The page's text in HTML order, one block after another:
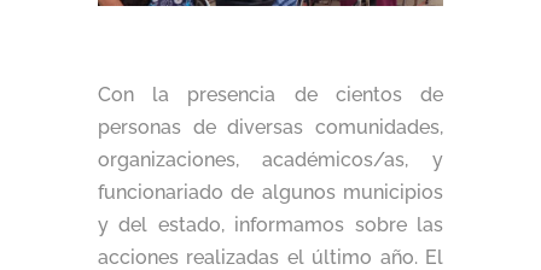
Con la presencia de cientos de
personas de diversas comunidades,
organizaciones, académicos/as, y
funcionariado de algunos municipios
y del estado, informamos sobre las
acciones realizadas el último año. El